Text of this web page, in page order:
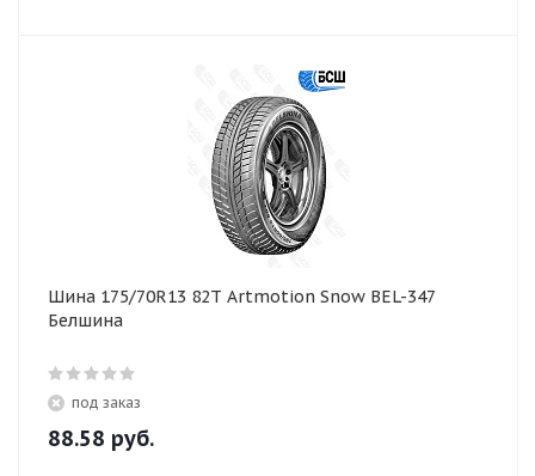
Шина 175/70R13 82T Artmotion Snow BEL-347
Белшина
под заказ
88.58 руб.